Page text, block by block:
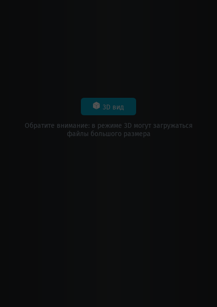
3D вид
Обратите внимание: в режиме 3D могут загружаться
файлы большого размера